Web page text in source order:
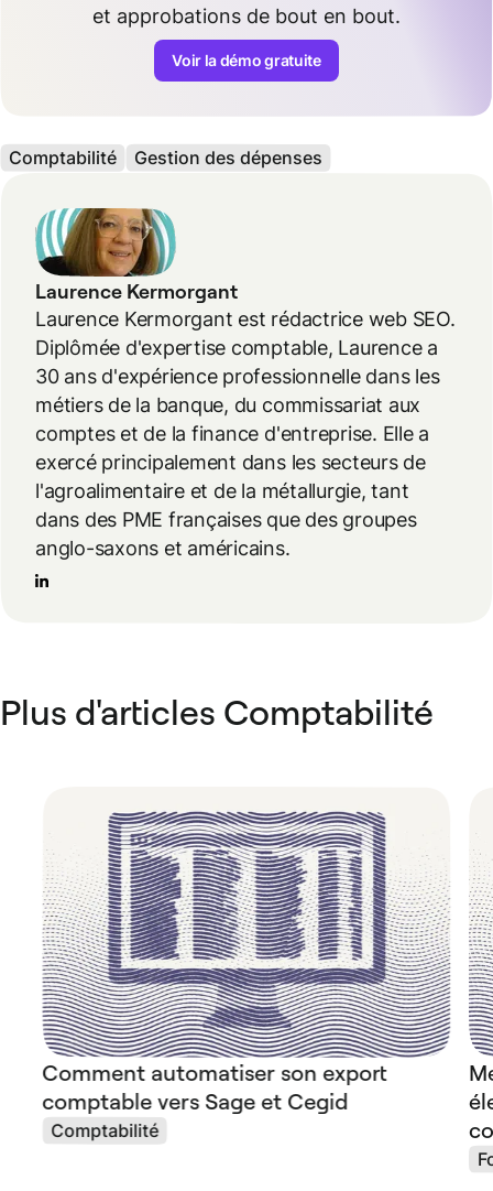
et approbations de bout en bout.
Voir la démo gratuite
Comptabilité Gestion des dépenses
Laurence Kermorgant
Laurence Kermorgant est rédactrice web SEO.
Diplômée d'expertise comptable, Laurence a
30 ans d'expérience professionnelle dans les
métiers de la banque, du commissariat aux
comptes et de la finance d'entreprise. Elle a
exercé principalement dans les secteurs de
l'agroalimentaire et de la métallurgie, tant
dans des PME françaises que des groupes
anglo-saxons et américains.
Plus d'articles Comptabilité
Comment automatiser son export
comptable vers Sage et Cegid
Comptabilité